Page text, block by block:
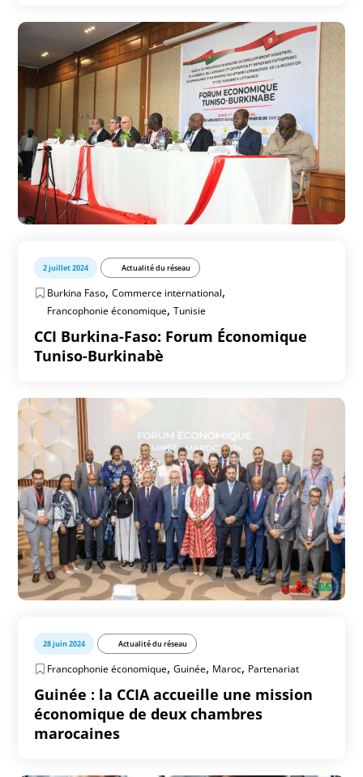
2 juillet 2024 Actualité du réseau
Burkina Faso,Commerce international,
Francophonie économique,Tunisie
CCI Burkina-Faso: Forum Économique
Tuniso-Burkinabè
28 juin 2024 Actualité du réseau
Francophonie économique,Guinée, Maroc, Partenariat
Guinée : la CCIA accueille une mission
économique de deux chambres
marocaines